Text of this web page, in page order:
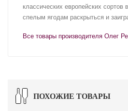
классических европейских сортов
спелым ягодам раскрыться и
Все товары производителя Олег
ПОХОЖИЕ ТОВАРЫ